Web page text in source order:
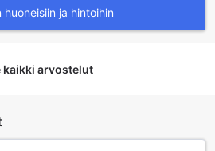
huoneisiin ja hintoihin
kaikki arvostelut